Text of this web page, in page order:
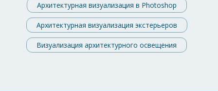
Архитектурная визуализация в Photoshop
Архитектурная визуализация экстерьеров
Визуализация архитектурного освещения